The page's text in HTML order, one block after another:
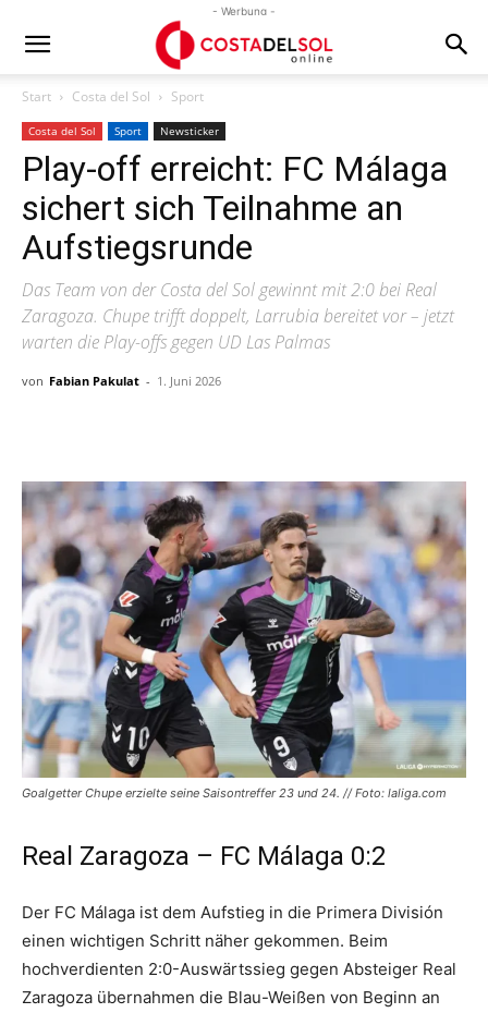
- Werbung -
Start Costa del Sol Sport
Costa del Sol Sport Newsticker
Play-off erreicht: FC Málaga
sichert sich Teilnahme an
Aufstiegsrunde
Das Team von der Costa del Sol gewinnt mit 2:0 bei Real
Zaragoza. Chupe trifft doppelt, Larrubia bereitet vor – jetzt
warten die Play-offs gegen UD Las Palmas
von Fabian Pakulat - 1. Juni 2026
Goalgetter Chupe erzielte seine Saisontreffer 23 und 24. // Foto: laliga.com
Real Zaragoza – FC Málaga 0:2
Der FC Málaga ist dem Aufstieg in die Primera División
einen wichtigen Schritt näher gekommen. Beim
hochverdienten 2:0-Auswärtssieg gegen Absteiger Real
Zaragoza übernahmen die Blau-Weißen von Beginn an